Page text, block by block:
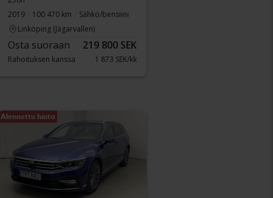
2019
100 470 km
Sähkö/bensiini
Linköping (Jägarvallen)
Osta suoraan 219 800 SEK
Rahoituksen kanssa 1 873 SEK/kk
Alennettu hinta